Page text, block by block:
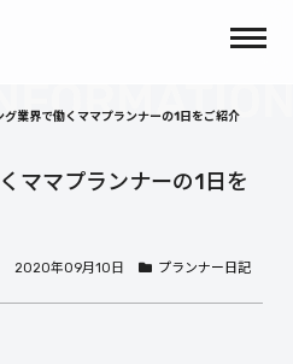
グ業界で働くママプランナーの1日をご紹介
ママプランナーの1日を
2020年09月10日 プランナー日記